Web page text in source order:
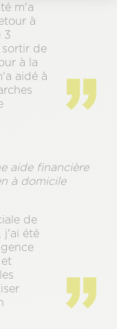
m'a
à
3
sortir de
à la
aidé à
aide financière
à domicile
de
j'ai été